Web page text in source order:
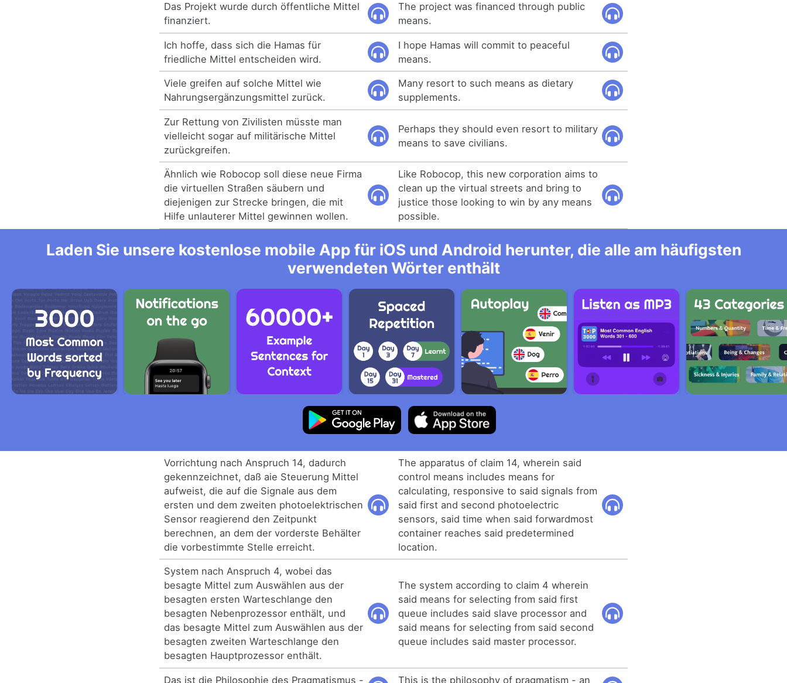
Das Projekt wurde durch öffentliche Mittel
finanziert.
The project was financed through public
means.
Ich hoffe, dass sich die Hamas für
friedliche Mittel entscheiden wird.
I hope Hamas will commit to peaceful
means.
Viele greifen auf solche Mittel wie
Nahrungsergänzungsmittel zurück.
Many resort to such means as dietary
supplements.
Zur Rettung von Zivilisten müsste man
vielleicht sogar auf militärische Mittel
zurückgreifen.
Perhaps they should even resort to military
means to save civilians.
Ähnlich wie Robocop soll diese neue Firma
die virtuellen Straßen säubern und
diejenigen zur Strecke bringen, die mit
Hilfe unlauterer Mittel gewinnen wollen.
Like Robocop, this new corporation aims to
clean up the virtual streets and bring to
justice those looking to win by any means
possible.
Laden Sie unsere kostenlose mobile App für iOS und Android herunter, die alle am häufigsten
verwendeten Wörter enthält
Vorrichtung nach Anspruch 14, dadurch
gekennzeichnet, daß aie Steuerung Mittel
aufweist, die auf die Signale aus dem
ersten und dem zweiten photoelektrischen
Sensor reagierend den Zeitpunkt
berechnen, an dem der vorderste Behälter
die vorbestimmte Stelle erreicht.
The apparatus of claim 14, wherein said
control means includes means for
calculating, responsive to said signals from
said first and second photoelectric
sensors, said time when said forwardmost
container reaches said predetermined
location.
System nach Anspruch 4, wobei das
besagte Mittel zum Auswählen aus der
besagten ersten Warteschlange den
besagten Nebenprozessor enthält, und
das besagte Mittel zum Auswählen aus der
besagten zweiten Warteschlange den
besagten Hauptprozessor enthält.
The system according to claim 4 wherein
said means for selecting from said first
queue includes said slave processor and
said means for selecting from said second
queue includes said master processor.
Das ist die Philosophie des Pragmatismus -
This is the philosophy of pragmatism - an